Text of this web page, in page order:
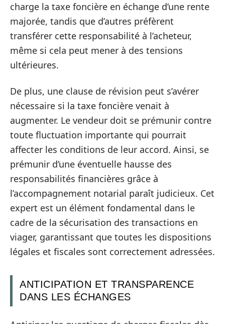
charge la taxe foncière en échange d’une rente
majorée, tandis que d’autres préfèrent
transférer cette responsabilité à l’acheteur,
même si cela peut mener à des tensions
ultérieures.
De plus, une clause de révision peut s’avérer
nécessaire si la taxe foncière venait à
augmenter. Le vendeur doit se prémunir contre
toute fluctuation importante qui pourrait
affecter les conditions de leur accord. Ainsi, se
prémunir d’une éventuelle hausse des
responsabilités financières grâce à
l’accompagnement notarial paraît judicieux. Cet
expert est un élément fondamental dans le
cadre de la sécurisation des transactions en
viager, garantissant que toutes les dispositions
légales et fiscales sont correctement adressées.
ANTICIPATION ET TRANSPARENCE
DANS LES ÉCHANGES